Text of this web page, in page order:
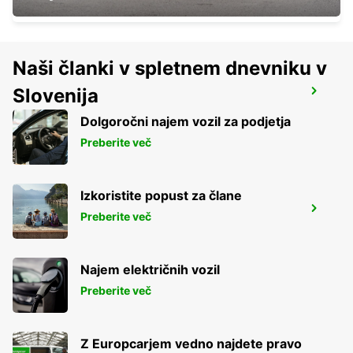
DZAOUDZI AIRPORT
PAMANDZI - MAYOTTE
BANDRELE HOTEL SAKOULI
BANDRELE - MAYOTTE
Naši članki v spletnem dnevniku v
Slovenija
Dolgoročni najem vozil za podjetja
Preberite več
Izkoristite popust za člane
Preberite več
Najem električnih vozil
Preberite več
Z Europcarjem vedno najdete pravo